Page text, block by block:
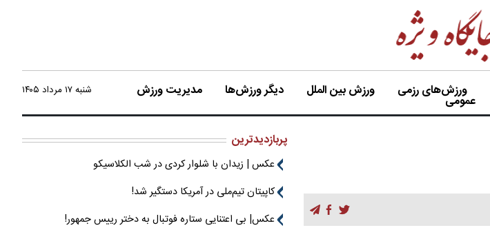
ورزش‌های رزمی ورزش بین الملل دیگر ورزش‌ها مدیریت ورزش
عمومی
شنبه ۱۷ مرداد ۱۴۰۵
پربازدیدترین
عکس | زیدان با شلوار کردی در شب الکلاسیکو
کاپیتان تیم‌ملی در آمریکا دستگیر شد!
عکس| بی اعتنایی ستاره فوتبال به دختر رییس جمهور!